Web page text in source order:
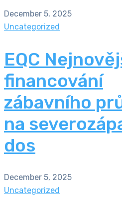
December 5, 2025
Uncategorized
EQC
financování
zábavního
na
dos
December 5, 2025
Uncategorized